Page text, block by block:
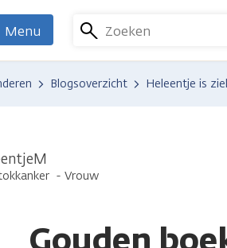
Zoeken
Menu
Blogsoverzicht Heleentje is
Vrouw